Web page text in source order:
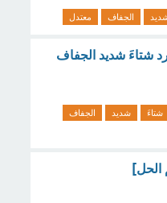
الجفاف معتدل
شتاءَ شديد الجفاف
شتاءَ شديد
الجفاف
الحل]